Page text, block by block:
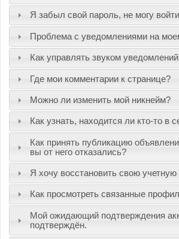
Я забыл свой пароль, не могу
Проблема с уведомлениями на
Как управлять звуком
Где мои комментарии к странице?
Можно ли изменить мой никнейм?
Как узнать, находится ли кто-то в
Как принять публикацию
вы от него отказались?
Я хочу восстановить свою учетную
Как просмотреть связанные
Мой ожидающий подтверждения
подтверждён.